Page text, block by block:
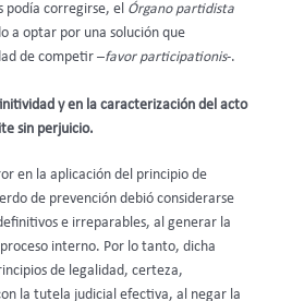
podía corregirse, el Órgano partidista
a optar por una solución que
de competir –favor participationis-.
y en la caracterización del acto
sin perjuicio.
en la aplicación del principio de
de prevención debió considerarse
e irreparables, al generar la
interno. Por lo tanto, dicha
de legalidad, certeza,
la tutela judicial efectiva, al negar la